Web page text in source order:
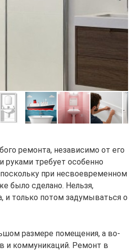
ремонта, независимо от его
требует особенно
при несвоевременном
было сделано. Нельзя,
и только потом задумываться о
размере помещения, а во-
и коммуникаций. Ремонт в